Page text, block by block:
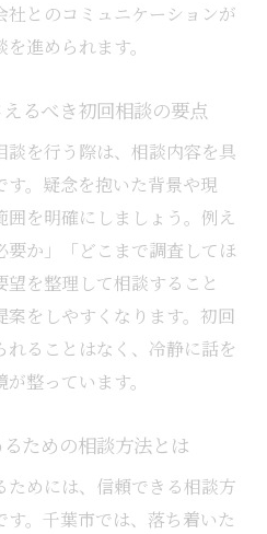
相談でよくある相談内容
調査相談で得られるメリ
気調査相談の進め方
相談で押さえる千葉市の
相談を成功させるステッ
知るべき千葉市の相談手
査相談に必要な準備とは
とのコミュニケーションが
進められます。
るべき初回相談の要点
を行う際は、相談内容を具
。疑念を抱いた背景や現
を明確にしましょう。例え
要か」「どこまで調査してほ
を整理して相談すること
をしやすくなります。初回
ることはなく、冷静に話を
整っています。
ための相談方法とは
めには、信頼できる相談方
。千葉市では、落ち着いた